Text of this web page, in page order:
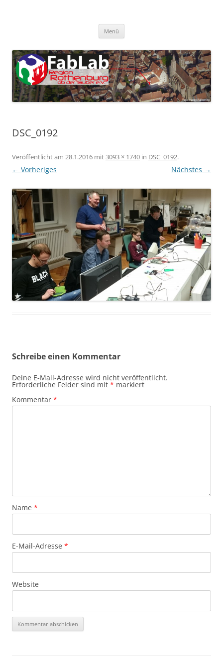
Menü
DSC_0192
Veröffentlicht am 28.1.2016 mit3093 × 1740 in DSC_0192.
← Vorheriges Nächstes →
Schreibe einen Kommentar
Deine E-Mail-Adresse wird nicht veröffentlicht.
Erforderliche Felder sind mit * markiert
Kommentar *
Name *
E-Mail-Adresse *
Website